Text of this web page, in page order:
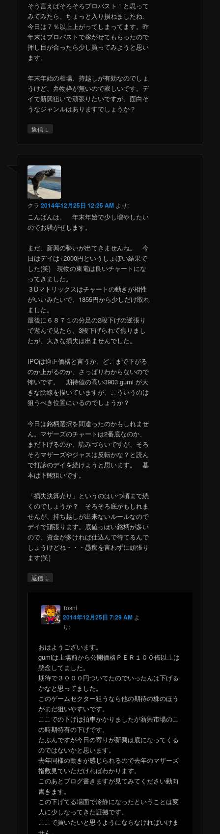
そう言えばそろそろプロパスト！と思って
みてみたら、ちょっと入り損ねましたね、
今日は７％以上上がってしまってます。昨
年末はプロパストで稼がせてもらったので
押し目が合ったら少し買ってみようと思い
ます。
年末年始の相場、持越しが有効なのでしょ
うけど、弁物枠が無いので寂しいです。デ
イで新興狙いで頑張りたいですが、面白そ
うなジャンルはありますでしょうか？
返信 ↓
クラ 2014年12月25日 12:25 AM より:
こんばんは。 年末年始で少し増やしたい
のでお騒がせします。
まだ、新興の勢いが出てきませんね。 今
日はデイは+2000円というしょぼい結果で
した(笑) 現物の東電は良いチャートにな
ってきました。
３Dマトリックスはチャートの動きが相性
がいいみたいで、1855円から少しだけ取れ
ました。
最後に６８７１の分足の2段下げの逆張り
で遊んで見たら、3段下げられて焦りまし
たが、大きな損失は出ませんでした。
IPOは適正価格と言うか、どこまで下がる
のか上がるのか、さっぱりわからないので
怖いです。 期待値の高い3903 gumi が大
きな陰線を描いていますが、こういうのは
狙うべき位置にいるのでしょうか？
今日は銘柄選択を間違ったのかもしれませ
ん。マザーズのチャートは2番底なのか、
まだ下げるのか、読みづらいですが、そろ
そろマザーズやジャスは反転かな？と読ん
で打診のデイを続けようと思います。 基
本は下髭狙いです。
「損失決算売り」というのはいつ頃まで続
くのでしょうか？ そろそろ底かもしれま
せんが、持ち越しが出来ないルールなので
デイで頑張ります。底値っぽい銘柄が多い
ので、資金が多ければ仕込んで待てるんで
しょうけどね・・・愚痴を言わずに頑張り
ます(笑)
返信 ↓
Toshi
2014年12月25日 7:29 AM よ
り:
おはようございます。
gumiは上場前から公開価格ＰＥＲ１００倍以上は
懸念してました。
期待で３０００円ついてたのでいったんは下げる
かなと思ってました。
このゲームセクター狙うなら他の期待の株のほう
がまだ狙いやすいです。
ここでの下げは拍車かかりましたが新興市場のこ
の時期特有の下げです。
たぶんですが今日の寄りが新興は底になってくる
のではないかと思います。
去年同様の動きが感じられるので去年のマザーズ
指数見ていただければわかります。
このあとブログ書きますが見てみてください動向
書きます。
この下げてる場面で冷静になったということは変
人に少しなってきた証拠です。
ここで買いたいと思うようにならなければいけま